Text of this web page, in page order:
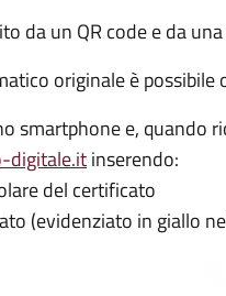
da un QR code e da
originale è possibile
smartphone e, quando
digitale.itinserendo:
del certificato
(evidenziato in giallo